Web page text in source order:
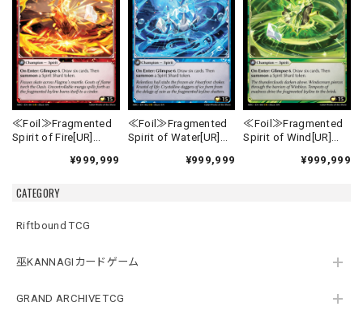
CATEGORY
Riftbound TCG
巫KANNAGIカードゲーム
GRAND ARCHIVE TCG
≪Foil≫Fragmented
Spirit of Fire[UR]
¥999,999
≪Foil≫Fragmented
Spirit of Water[UR]
¥999,999
≪Foil≫Fragmented
Spirit of Wind[UR]
¥999,999